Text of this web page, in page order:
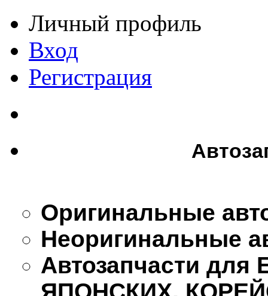
Личный профиль
Вход
Регистрация
Оригинальные
Неоригинальные
Автозапчасти